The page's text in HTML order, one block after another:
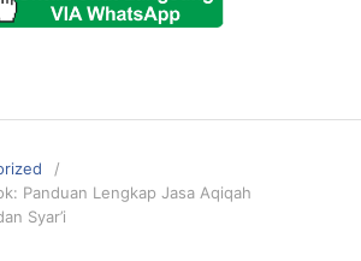
Panduan Lengkap Jasa Aqiqah
Syar’i